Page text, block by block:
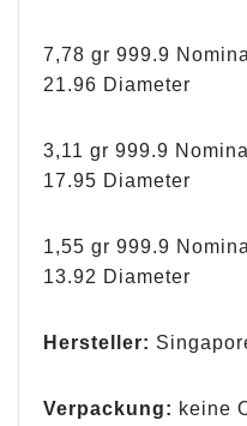
7,78 gr 999.9
21.96 Diameter
3,11 gr 999.9
17.95 Diameter
1,55 gr 999.9
13.92 Diameter
Hersteller:
Verpackung: keine